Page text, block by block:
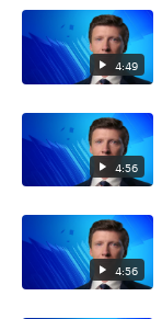
4:49
4:56
4:56